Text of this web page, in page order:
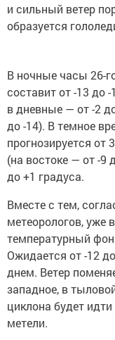
и сильный ветер
образуется
В ночные часы 26-
составит от -13 до
в дневные — от -2
до -14). В темное
прогнозируется от
(на востоке — от -9
до +1 градуса.
Вместе с тем,
метеорологов, уже
температурный
Ожидается от -12
днем. Ветер
западное, в
циклона будет
метели.